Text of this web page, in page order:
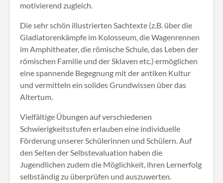
motivierend zugleich.
Die sehr schön illustrierten Sachtexte (z.B. über die
Gladiatorenkämpfe im Kolosseum, die Wagenrennen
im Amphitheater, die römische Schule, das Leben der
römischen Familie und der Sklaven etc.) ermöglichen
eine spannende Begegnung mit der antiken Kultur
und vermitteln ein solides Grundwissen über das
Altertum.
Vielfältige Übungen auf verschiedenen
Schwierigkeitsstufen erlauben eine individuelle
Förderung unserer Schülerinnen und Schülern. Auf
den Seiten der Selbstevaluation haben die
Jugendlichen zudem die Möglichkeit, ihren Lernerfolg
selbständig zu überprüfen und auszuwerten.